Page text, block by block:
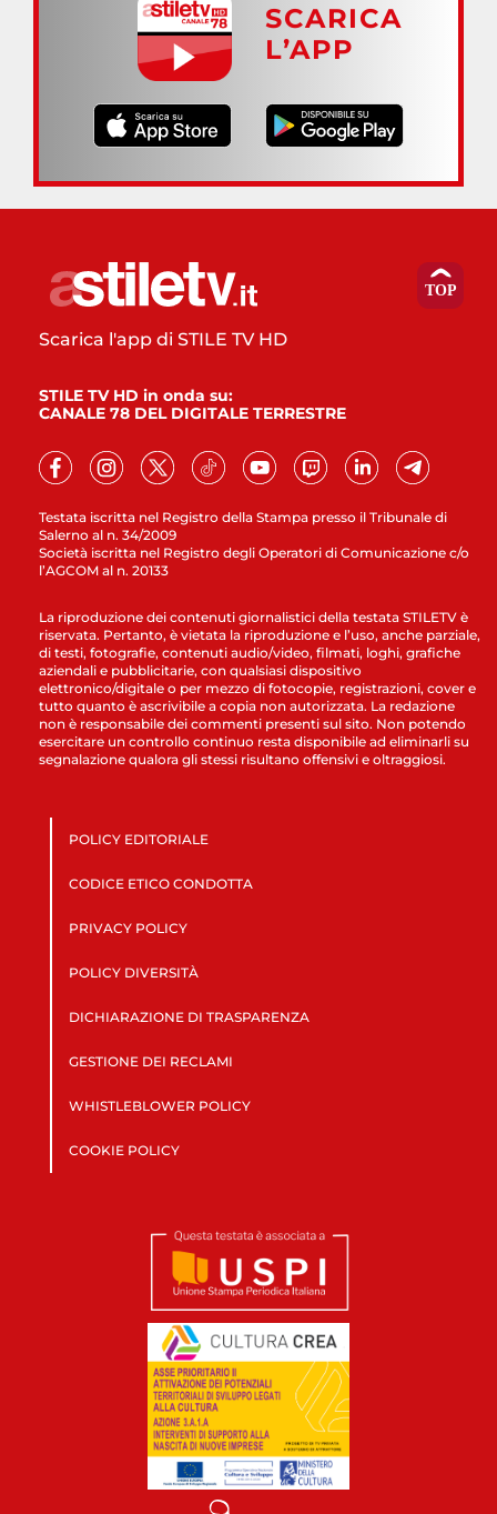
SCARICA
L’APP
Testata iscritta nel Registro della Stampa presso il Tribunale di
Salerno al n. 34/2009
Società iscritta nel Registro degli Operatori di Comunicazione c/o
l’AGCOM al n. 20133
Scarica l'app di STILE TV HD
STILE TV HD in onda su:
CANALE 78 DEL DIGITALE TERRESTRE
La riproduzione dei contenuti giornalistici della testata STILETV è
riservata. Pertanto, è vietata la riproduzione e l’uso, anche parziale,
di testi, fotografie, contenuti audio/video, filmati, loghi, grafiche
aziendali e pubblicitarie, con qualsiasi dispositivo
elettronico/digitale o per mezzo di fotocopie, registrazioni, cover e
tutto quanto è ascrivibile a copia non autorizzata. La redazione
non è responsabile dei commenti presenti sul sito. Non potendo
esercitare un controllo continuo resta disponibile ad eliminarli su
segnalazione qualora gli stessi risultano offensivi e oltraggiosi.
POLICY EDITORIALE
CODICE ETICO CONDOTTA
PRIVACY POLICY
POLICY DIVERSITÀ
DICHIARAZIONE DI TRASPARENZA
GESTIONE DEI RECLAMI
WHISTLEBLOWER POLICY
COOKIE POLICY